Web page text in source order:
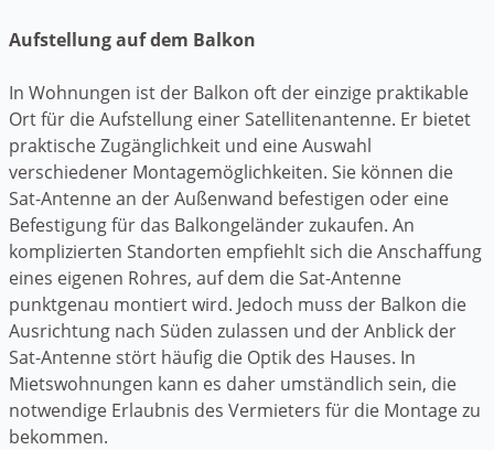
Aufstellung auf dem Balkon
In Wohnungen ist der Balkon oft der einzige praktikable
Ort für die Aufstellung einer Satellitenantenne. Er bietet
praktische Zugänglichkeit und eine Auswahl
verschiedener Montagemöglichkeiten. Sie können die
Sat-Antenne an der Außenwand befestigen oder eine
Befestigung für das Balkongeländer zukaufen. An
komplizierten Standorten empfiehlt sich die Anschaffung
eines eigenen Rohres, auf dem die Sat-Antenne
punktgenau montiert wird. Jedoch muss der Balkon die
Ausrichtung nach Süden zulassen und der Anblick der
Sat-Antenne stört häufig die Optik des Hauses. In
Mietswohnungen kann es daher umständlich sein, die
notwendige Erlaubnis des Vermieters für die Montage zu
bekommen.